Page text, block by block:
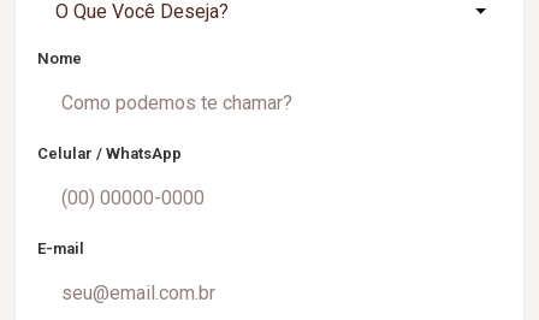
O Que Você Deseja?
Nome
Celular / WhatsApp
E-mail